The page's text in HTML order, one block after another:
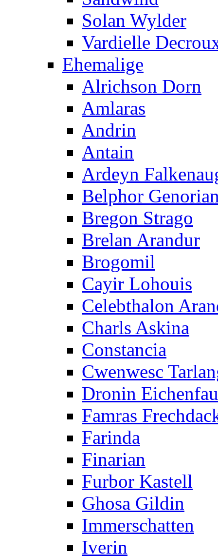
Solan Wylder
Vardielle
Ehemalige
Alrichson Dorn
Amlaras
Andrin
Antain
Ardeyn
Belphor
Bregon Strago
Brelan Arandur
Brogomil
Cayir Lohouis
Celebthalon
Charls Askina
Constancia
Cwenwesc
Dronin
Famras
Farinda
Finarian
Furbor Kastell
Ghosa Gildin
Immerschatten
Iverin